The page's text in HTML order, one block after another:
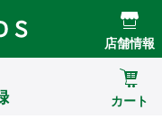
Hands ハンズ
店舗情報
カート